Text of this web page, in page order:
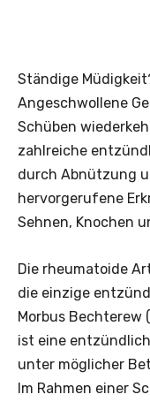
Ständige
Angeschwollene
Schüben
zahlreiche
durch Abnützung
hervorgerufene
Sehnen, Knochen
Die rheumatoide
die einzige
Morbus Bechterew
ist eine
unter möglicher
Im Rahmen einer